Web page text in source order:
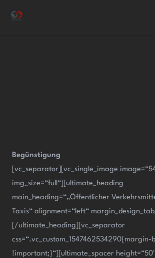
Begünstigung
[vc_separator][vc_single_image
img_size=“full“][ultimate_heading
main_heading=“„Öffentlicher
Taxis“ alignment=“left“
[/ultimate_heading][vc_separator
!important;}“][ultimate_spacer